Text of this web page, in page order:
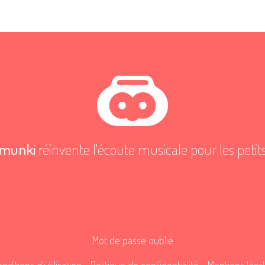
réinvente l'écoute musicale pour les
Mot de passe oublié